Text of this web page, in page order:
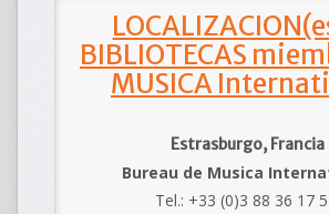
BIBLIOTECAS
MUSICA
Estrasburgo, Francia
Bureau de Musica
Tel.: +33 (0)3 88 36 17